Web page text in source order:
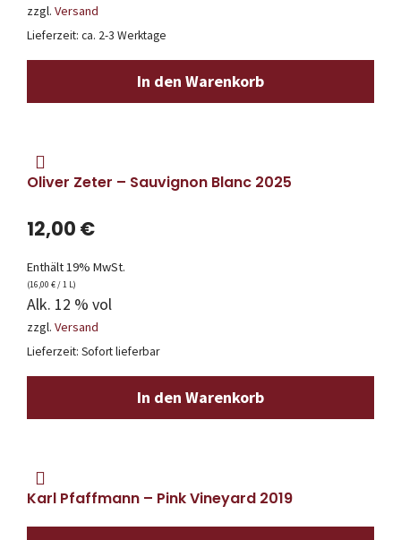
zzgl. Versand
Lieferzeit: ca. 2-3 Werktage
In den Warenkorb
Oliver Zeter – Sauvignon Blanc 2025
12,00 €
Enthält 19% MwSt.
(16,00 €/ 1 L)
Alk. 12 % vol
zzgl. Versand
Lieferzeit: Sofort lieferbar
In den Warenkorb
Karl Pfaffmann – Pink Vineyard 2019